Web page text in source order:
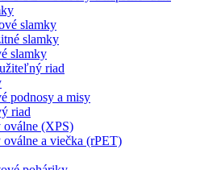
slamky
slamky
slamky
riad
podnosy a misy
riad
oválne (XPS)
oválne a viečka (rPET)